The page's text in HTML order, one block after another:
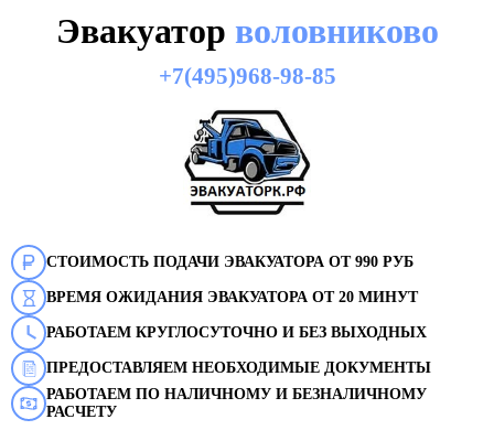
Эвакуатор воловниково
+7(495)968-98-85
СТОИМОСТЬ ПОДАЧИ ЭВАКУАТОРА ОТ 990 РУБ
ВРЕМЯ ОЖИДАНИЯ ЭВАКУАТОРА ОТ 20 МИНУТ
РАБОТАЕМ КРУГЛОСУТОЧНО И БЕЗ ВЫХОДНЫХ
ПРЕДОСТАВЛЯЕМ НЕОБХОДИМЫЕ ДОКУМЕНТЫ
РАБОТАЕМ ПО НАЛИЧНОМУ И БЕЗНАЛИЧНОМУ
РАСЧЕТУ